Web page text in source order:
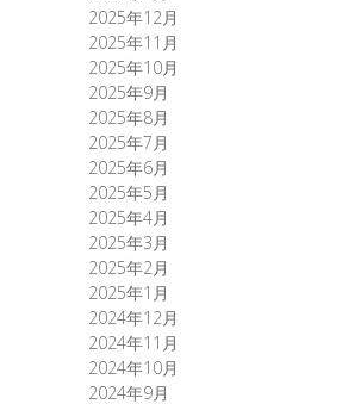
2025年12月
2025年11月
2025年10月
2025年9月
2025年8月
2025年7月
2025年6月
2025年5月
2025年4月
2025年3月
2025年2月
2025年1月
2024年12月
2024年11月
2024年10月
2024年9月